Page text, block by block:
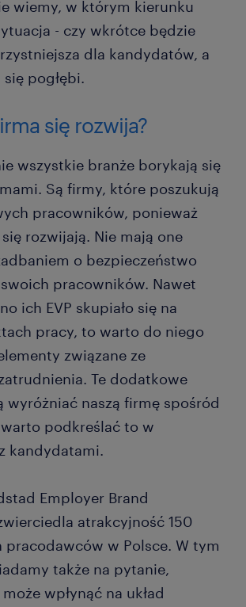
wiemy, w którym kierunku
- czy wkrótce będzie
dla kandydatów, a
pogłębi.
się rozwija?
wszystkie branże borykają się
Są firmy, które poszukują
pracowników, ponieważ
rozwijają. Nie mają one
o bezpieczeństwo
pracowników. Nawet
ich EVP skupiało się na
pracy, to warto do niego
związane ze
Te dodatkowe
wyróżniać naszą firmę spośród
podkreślać to w
kandydatami.
Employer Brand
atrakcyjność 150
pracodawców w Polsce. W tym
także na pytanie,
wpłynąć na układ